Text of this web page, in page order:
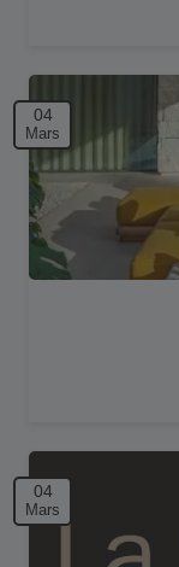
04
Mars
04
Mars